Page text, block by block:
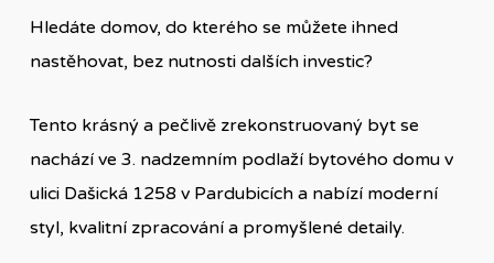
Hledáte domov, do kterého se můžete ihned
nastěhovat, bez nutnosti dalších investic?
Tento krásný a pečlivě zrekonstruovaný byt se
nachází ve 3. nadzemním podlaží bytového domu v
ulici Dašická 1258 v Pardubicích a nabízí moderní
styl, kvalitní zpracování a promyšlené detaily.